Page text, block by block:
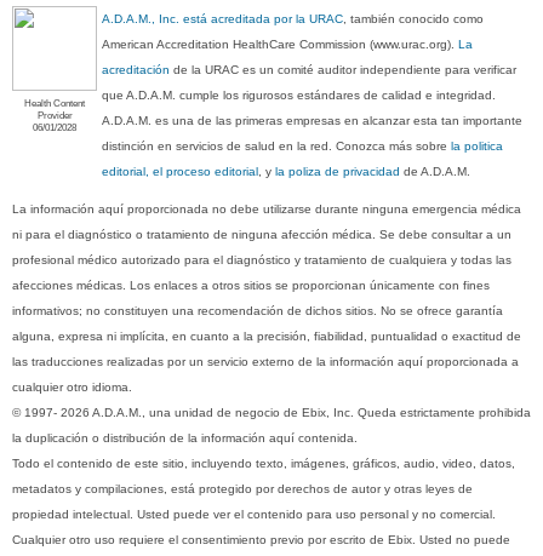
Health Content
Provider
06/01/2028
A.D.A.M., Inc. está acreditada por la URAC , también conocido como
American Accreditation HealthCare Commission (www.urac.org).La
acreditación de la URAC es un comité auditor independiente para verificar
que A.D.A.M. cumple los rigurosos estándares de calidad e integridad.
A.D.A.M. es una de las primeras empresas en alcanzar esta tan importante
distinción en servicios de salud en la red. Conozca más sobrela politica
editorial, el proceso editorial , yla poliza de privacidad de A.D.A.M.
La información aquí proporcionada no debe utilizarse durante ninguna emergencia médica
ni para el diagnóstico o tratamiento de ninguna afección médica. Se debe consultar a un
profesional médico autorizado para el diagnóstico y tratamiento de cualquiera y todas las
afecciones médicas. Los enlaces a otros sitios se proporcionan únicamente con fines
informativos; no constituyen una recomendación de dichos sitios. No se ofrece garantía
alguna, expresa ni implícita, en cuanto a la precisión, fiabilidad, puntualidad o exactitud de
las traducciones realizadas por un servicio externo de la información aquí proporcionada a
cualquier otro idioma.
© 1997- 2026 A.D.A.M., una unidad de negocio de Ebix, Inc. Queda estrictamente prohibida
la duplicación o distribución de la información aquí contenida.
Todo el contenido de este sitio, incluyendo texto, imágenes, gráficos, audio, video, datos,
metadatos y compilaciones, está protegido por derechos de autor y otras leyes de
propiedad intelectual. Usted puede ver el contenido para uso personal y no comercial.
Cualquier otro uso requiere el consentimiento previo por escrito de Ebix. Usted no puede